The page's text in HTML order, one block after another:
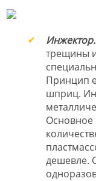
Инжектор.
трещины
Принцип
шприц.
Основное
дешевле.